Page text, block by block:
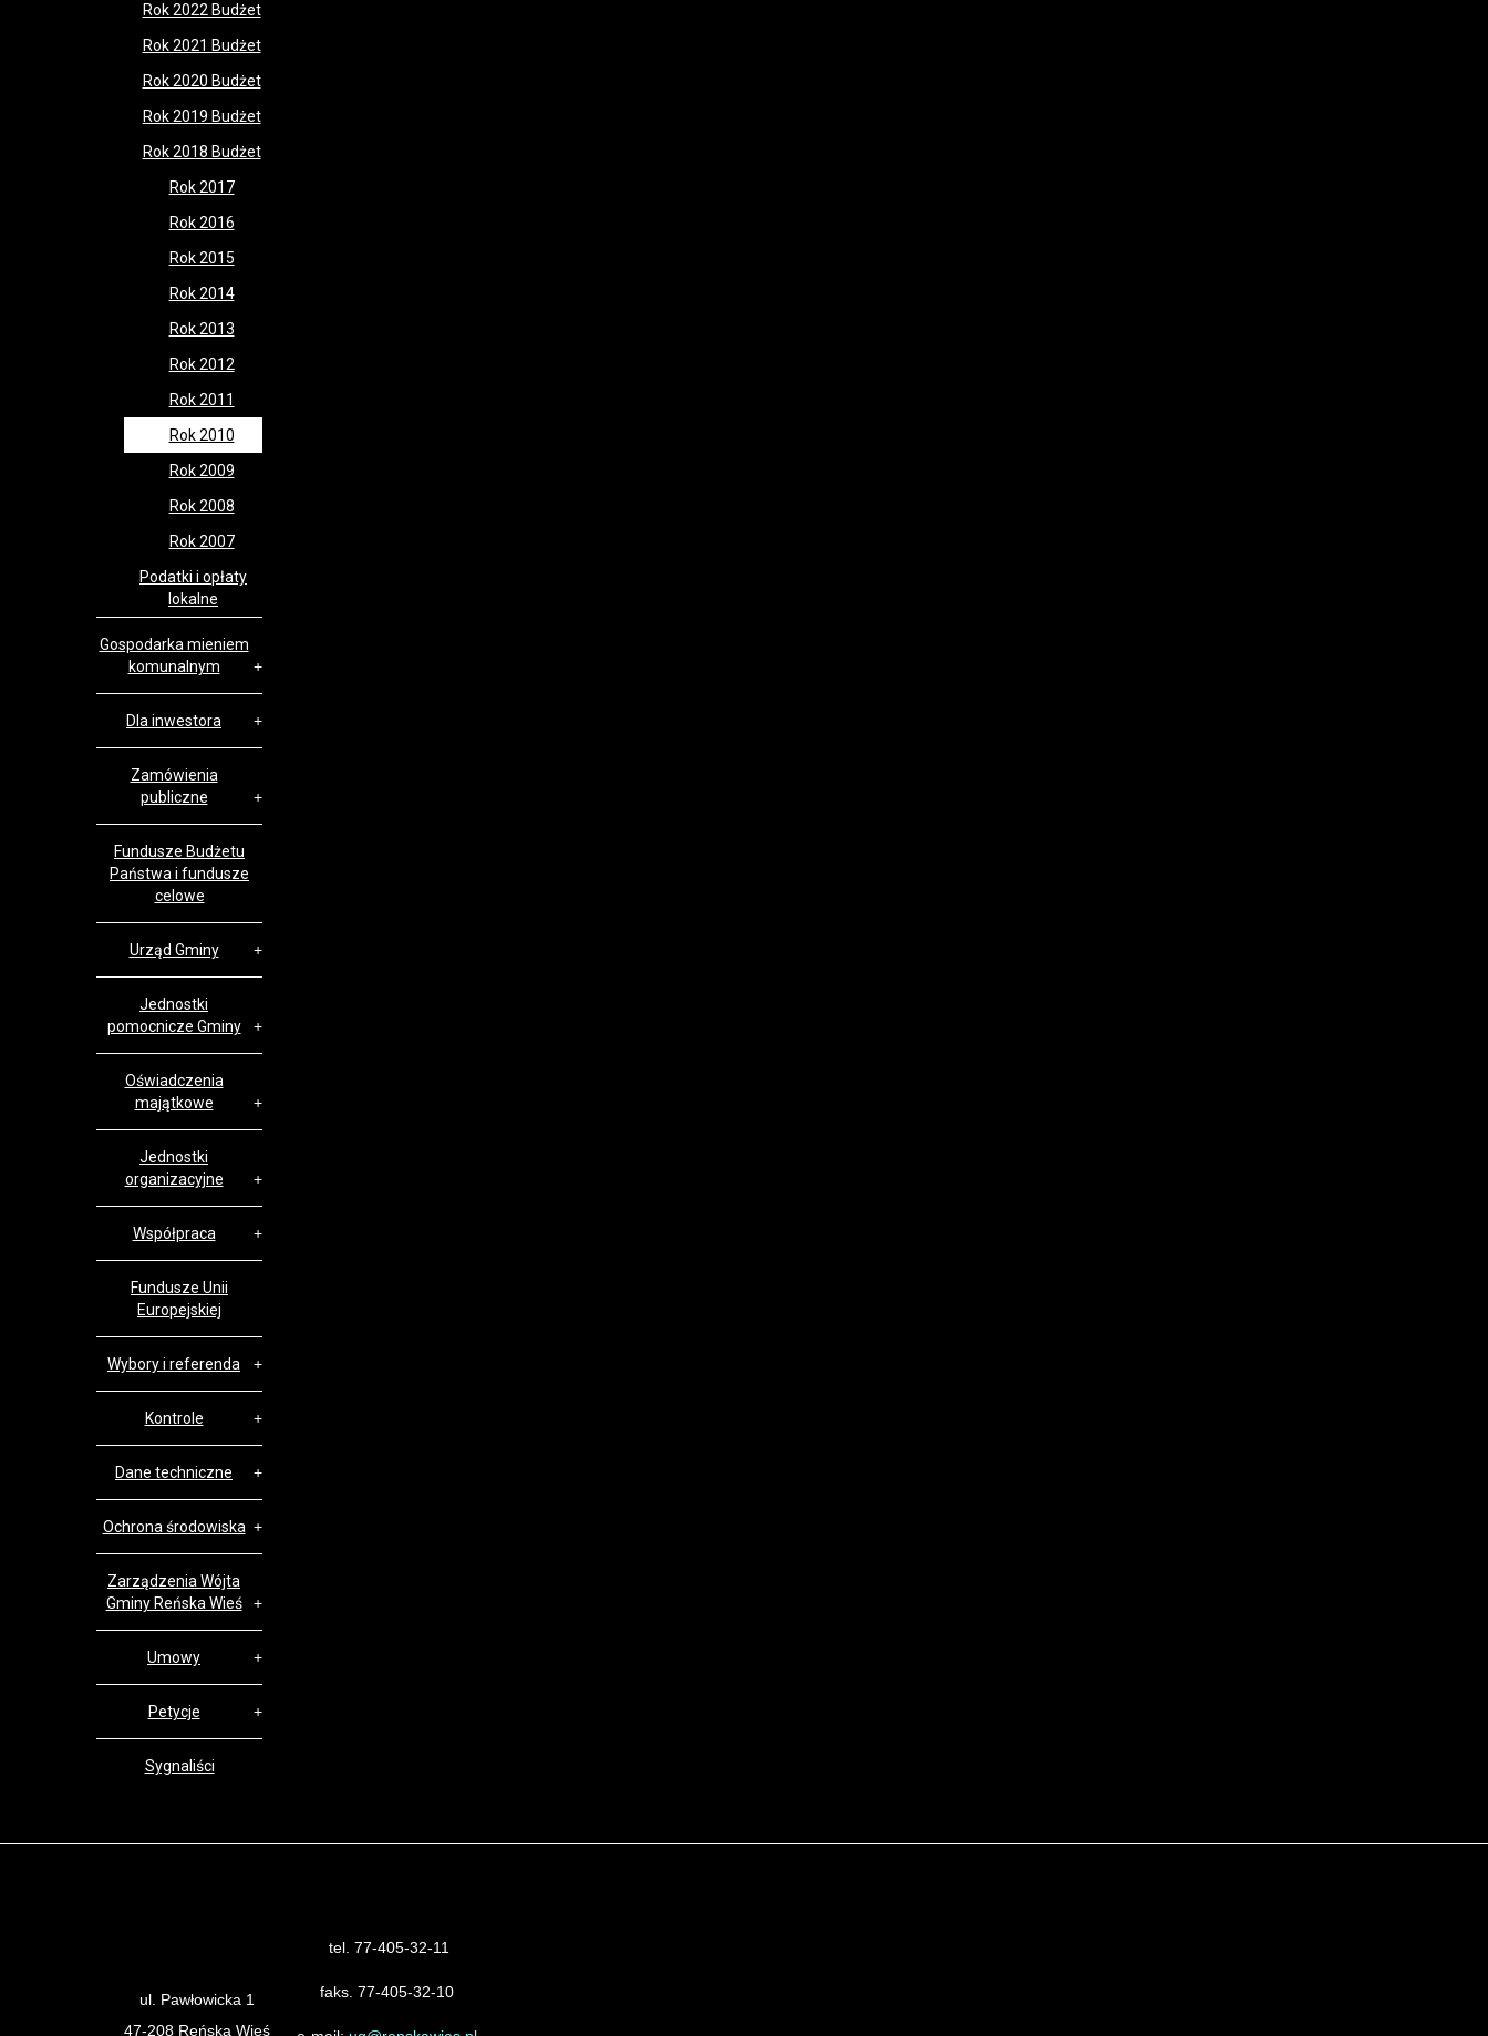
Rok 2022 Budżet
Rok 2021 Budżet
Rok 2020 Budżet
Rok 2019 Budżet
Rok 2018 Budżet
Rok 2017
Rok 2016
Rok 2015
Rok 2014
Rok 2013
Rok 2012
Rok 2011
Rok 2010
Rok 2009
Rok 2008
Rok 2007
Podatki i opłaty
lokalne
Gospodarka mieniem
komunalnym
Dla inwestora
Zamówienia
publiczne
Fundusze Budżetu
Państwa i fundusze
celowe
Urząd Gminy
Jednostki
pomocnicze Gminy
Oświadczenia
majątkowe
Jednostki
organizacyjne
Współpraca
Fundusze Unii
Europejskiej
Wybory i referenda
Kontrole
Dane techniczne
Ochrona środowiska
Zarządzenia Wójta
Gminy Reńska Wieś
Umowy
Petycje
Sygnaliści
ul. Pawłowicka 1
47-208 Reńska Wieś
tel. 77-405-32-11
faks. 77-405-32-10